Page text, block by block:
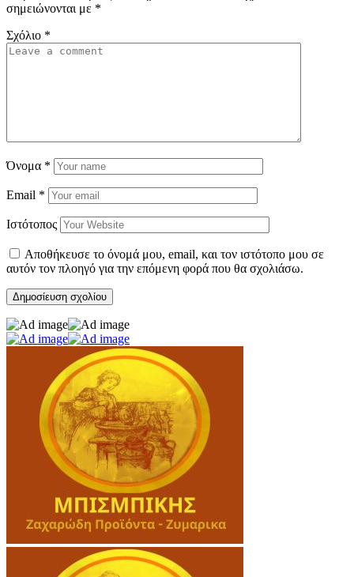
σημειώνονται με *
Σχόλιο *
Όνομα *
Email *
Ιστότοπος
Αποθήκευσε το όνομά μου, email, και τον ιστότοπο μου σε
αυτόν τον πλοηγό για την επόμενη φορά που θα σχολιάσω.